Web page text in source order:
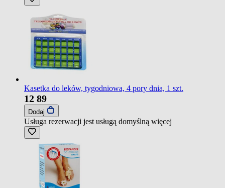
Kasetka do leków, tygodniowa, 4 pory dnia, 1 szt.
12 89
Dodaj
Usługa rezerwacji jest usługą domyślną więcej